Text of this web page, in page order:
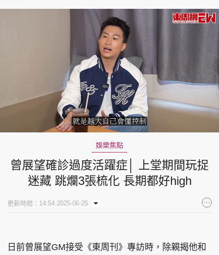
Loaded:
7.88%
娛樂焦點
曾展望確診過度活躍症│ 上堂期間玩捉
迷藏 跳爛3張梳化 長期都好high
更新時間：14:54 2025-06-25
日前曾展望GM接受《東周刊》專訪時，除親揭他和